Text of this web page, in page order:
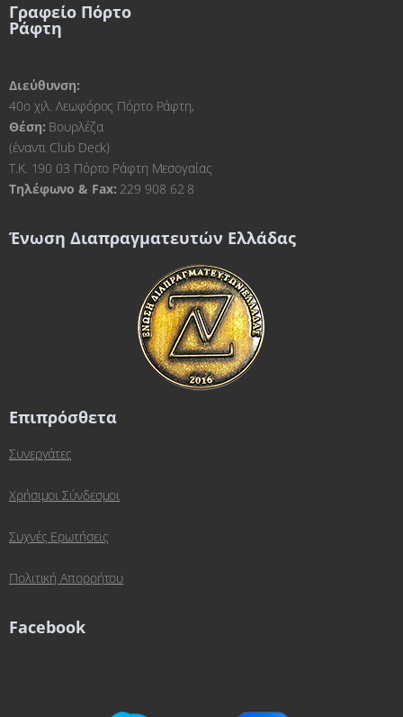
Γραφείο Πόρτο
Ράφτη
Διεύθυνση:
40ο χιλ. Λεωφόρος Πόρτο Ράφτη,
Θέση: Βουρλέζα
(έναντι Club Deck)
Τ.Κ. 190 03 Πόρτο Ράφτη Μεσογαίας
Τηλέφωνο & Fax: 229 908 62 8
Ένωση Διαπραγματευτών Ελλάδας
Επιπρόσθετα
Συνεργάτες
Χρήσιμοι Σύνδεσμοι
Συχνές Ερωτήσεις
Πολιτική Απορρήτου
Facebook